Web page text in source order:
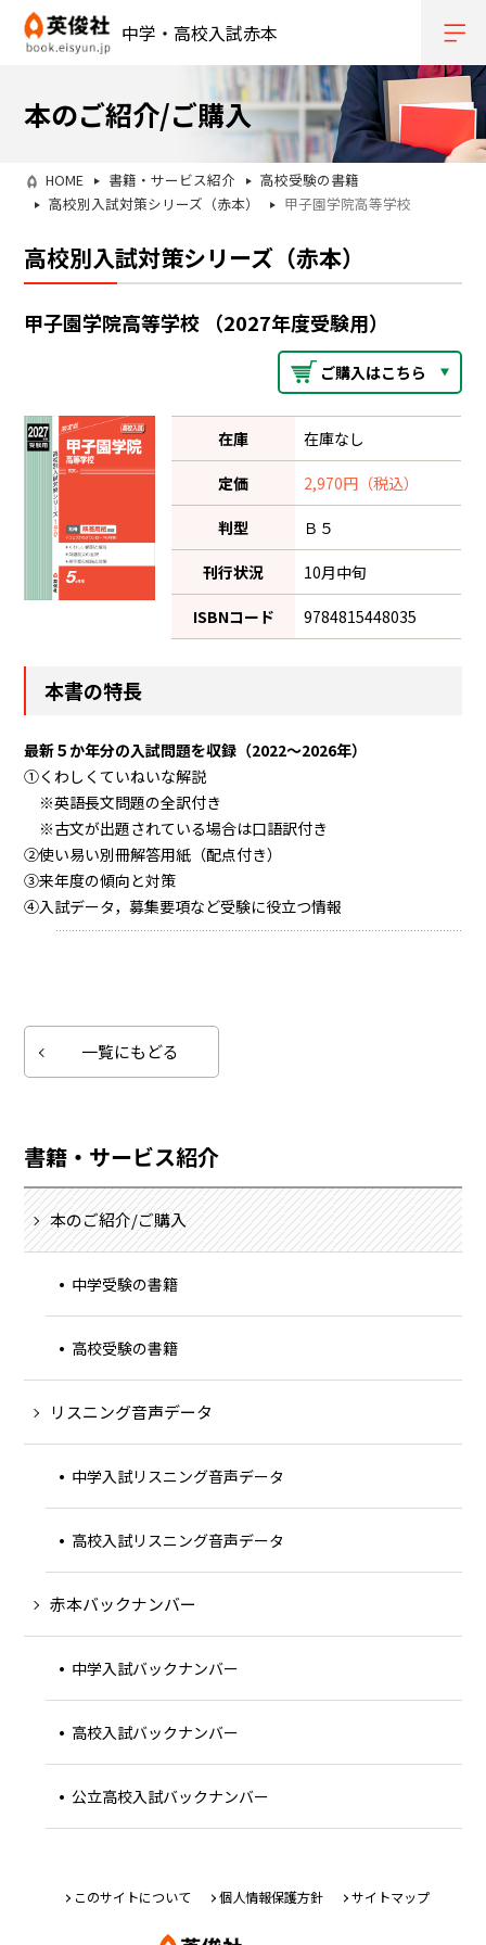
中学・高校入試赤本
本のご紹介/ご購入
HOME 書籍・サービス紹介
高校受験の書籍
高校別入試対策シリーズ（赤本）
甲子園学院高等学校
高校別入試対策シリーズ（赤本）
甲子園学院高等学校 （2027年度受験用）
ご購入はこちら
在庫 在庫なし
定価 2,970円（税込）
判型 Ｂ５
刊行状況 10月中旬
ISBNコード 9784815448035
本書の特長
最新５か年分の入試問題を収録（2022～2026年）
①くわしくていねいな解説
※英語長文問題の全訳付き
※古文が出題されている場合は口語訳付き
②使い易い別冊解答用紙（配点付き）
③来年度の傾向と対策
④入試データ，募集要項など受験に役立つ情報
一覧にもどる
書籍・サービス紹介
本のご紹介/ご購入
中学受験の書籍
高校受験の書籍
リスニング音声データ
中学入試リスニング音声データ
高校入試リスニング音声データ
赤本バックナンバー
中学入試バックナンバー
高校入試バックナンバー
公立高校入試バックナンバー
このサイトについて 個人情報保護方針 サイトマップ